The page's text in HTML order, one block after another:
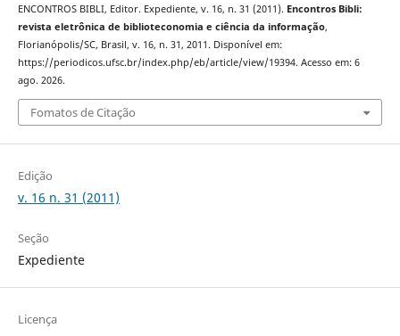
ENCONTROS BIBLI, Editor. Expediente, v. 16, n. 31 (2011). Encontros Bibli:
revista eletrônica de biblioteconomia e ciência da informação,
Florianópolis/SC, Brasil, v. 16, n. 31, 2011. Disponível em:
https://periodicos.ufsc.br/index.php/eb/article/view/19394. Acesso em: 6
ago. 2026.
Fomatos de Citação
Edição
v. 16 n. 31 (2011)
Seção
Expediente
Licença